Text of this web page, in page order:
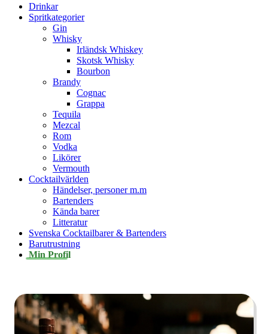
Drinkar
Spritkategorier
Gin
Whisky
Irländsk Whiskey
Skotsk Whisky
Bourbon
Brandy
Cognac
Grappa
Tequila
Mezcal
Rom
Vodka
Likörer
Vermouth
Cocktailvärlden
Händelser, personer m.m
Bartenders
Kända barer
Litteratur
Svenska Cocktailbarer & Bartenders
Barutrustning
Min Profil